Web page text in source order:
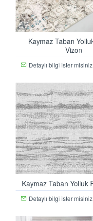
Kaymaz Taban
Vizon
Detaylı bilgi ister
Kaymaz Taban Yolluk
Detaylı bilgi ister